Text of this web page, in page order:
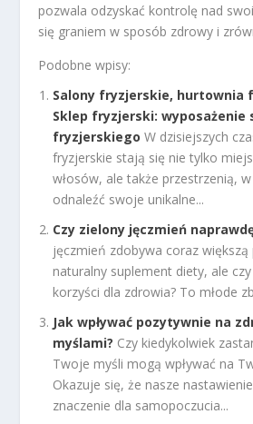
pozwala odzyskać kontrolę nad
się graniem w sposób zdrowy i
Podobne wpisy:
Salony fryzjerskie, hurtownia
Sklep fryzjerski: wyposażenie
fryzjerskiego W dzisiejszych
fryzjerskie stają się nie tylko
włosów, ale także przestrzenią,
odnaleźć swoje unikalne...
Czy zielony jęczmień
jęczmień zdobywa coraz
naturalny suplement diety, ale
korzyści dla zdrowia? To młode
Jak wpływać pozytywnie na
myślami? Czy kiedykolwiek
Twoje myśli mogą wpływać na
Okazuje się, że nasze
znaczenie dla samopoczucia...